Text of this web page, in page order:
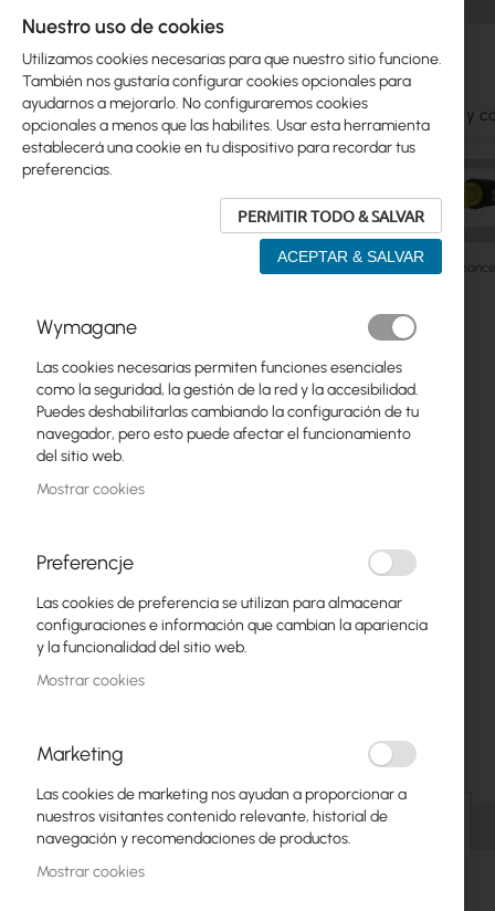
Ubiquiti Mikrotik WiFi Antenas Cables y
Ubiquiti Ubiquiti AirCam Mini
Skip
product
list
Ubiquiti
Mikrotik
WiFi
Antenas
Switch
Puntos de Acceso
Cables Coaxiales
GPON
Cables LAN
Routers LAN
al
de
la
galería
de
Saltar
al
comienzo
Nuestro uso de cookies
Utilizamos cookies necesarias para que nuestro sitio funcione.
También nos gustaría configurar cookies opcionales para
ayudarnos a mejorarlo. No configuraremos cookies
opcionales a menos que las habilites. Usar esta herramienta
establecerá una cookie en tu dispositivo para recordar tus
preferencias.
PERMITIR TODO & SALVAR
ACEPTAR & SALVAR
Wymagane
Las cookies necesarias permiten funciones esenciales
como la seguridad, la gestión de la red y la accesibilidad.
Puedes deshabilitarlas cambiando la configuración de tu
navegador, pero esto puede afectar el funcionamiento
del sitio web.
Mostrar cookies
Preferencje
Las cookies de preferencia se utilizan para almacenar
configuraciones e información que cambian la apariencia
y la funcionalidad del sitio web.
Mostrar cookies
Marketing
Las cookies de marketing nos ayudan a proporcionar a
nuestros visitantes contenido relevante, historial de
navegación y recomendaciones de productos.
Mostrar cookies